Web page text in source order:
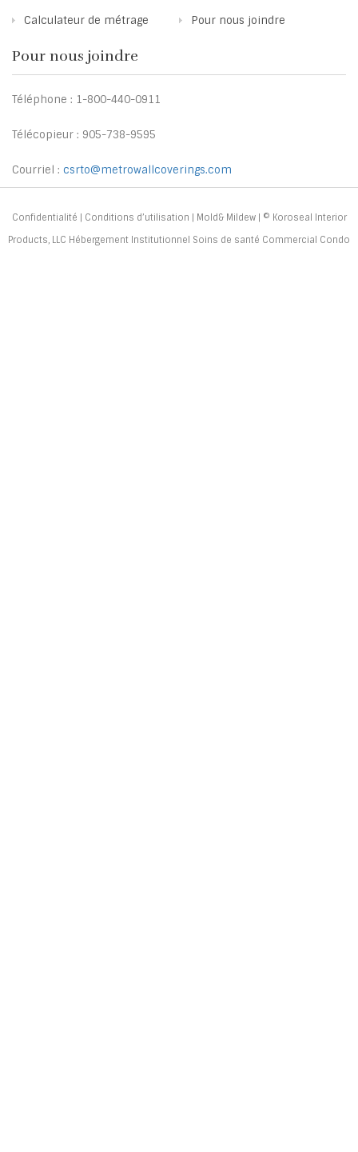
Calculateur de métrage
Pour nous joindre
Pour nous joindre
Téléphone : 1-800-440-0911
Télécopieur : 905-738-9595
Courriel : csrto@metrowallcoverings.com
Confidentialité Conditions d’utilisation Mold& Mildew| © Koroseal Interior
Products, LLC Hébergement Institutionnel Soins de santé Commercial Condo